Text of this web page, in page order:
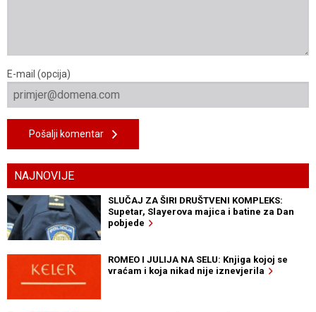
E-mail (opcija)
Pošalji komentar
NAJNOVIJE
SLUČAJ ZA ŠIRI DRUŠTVENI KOMPLEKS:
Supetar, Slayerova majica i batine za Dan
pobjede
ROMEO I JULIJA NA SELU: Knjiga kojoj se
vraćam i koja nikad nije iznevjerila